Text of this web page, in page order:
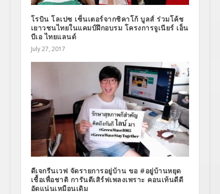
โรบิน โลเปซ เซ็นเตอร์จากชิคาโก้ บูลส์ ร่วมโค้ช
เยาวชนไทยในแคมป์ฝึกอบรม โครงการจูเนียร์ เอ็น
บีเอ ไทยแลนด์
July 27, 2017
ดีเจกรีนเวฟ จัดรายการอยู่บ้าน ขอ #อยู่บ้านหยุด
เชื้อเพื่อชาติ การันตีเสิร์ฟเพลงเพราะ คอนเท้นดีดี
อัดแน่นเหมือนเดิม